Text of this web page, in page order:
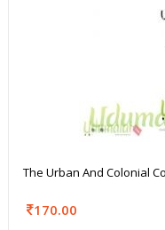
The Urban And Colonial
170.00